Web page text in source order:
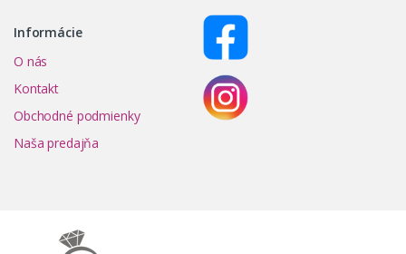
Informácie
O nás
Kontakt
Obchodné podmienky
Naša predajňa